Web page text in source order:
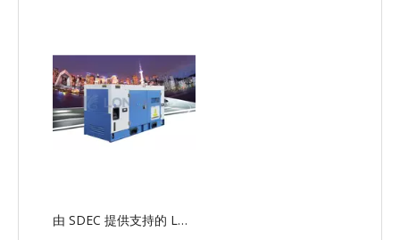
由 SDEC 提供支持的 LG-SD 串行